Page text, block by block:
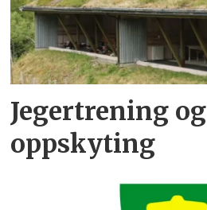
Jegertrening og
oppskyting